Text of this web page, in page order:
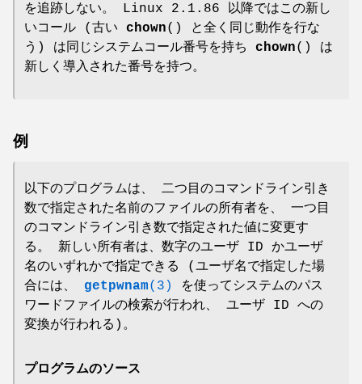
を追跡しない。 Linux 2.1.86 以降ではこの新し
いコール (古い chown() と全く同じ動作を行な
う) は同じシステムコール番号を持ち chown() は
新しく導入された番号を持つ。
例
以下のプログラムは、 二つ目のコマンドライン引き
数で指定された名前のファイルの所有者を、 一つ目
のコマンドライン引き数で指定された値に変更す
る。 新しい所有者は、数字のユーザ ID かユーザ
名のいずれかで指定できる (ユーザ名で指定した場
合には、 getpwnam(3)
を使ってシステムのパス
ワードファイルの検索が行われ、 ユーザ ID への
変換が行われる)。
プログラムのソース